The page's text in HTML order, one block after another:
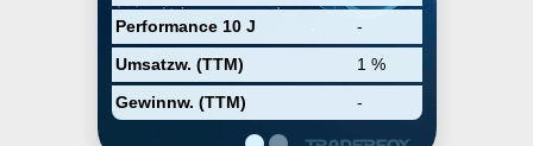
Performance 10 J
-
Umsatzw. (TTM)
1 %
Gewinnw. (TTM)
-